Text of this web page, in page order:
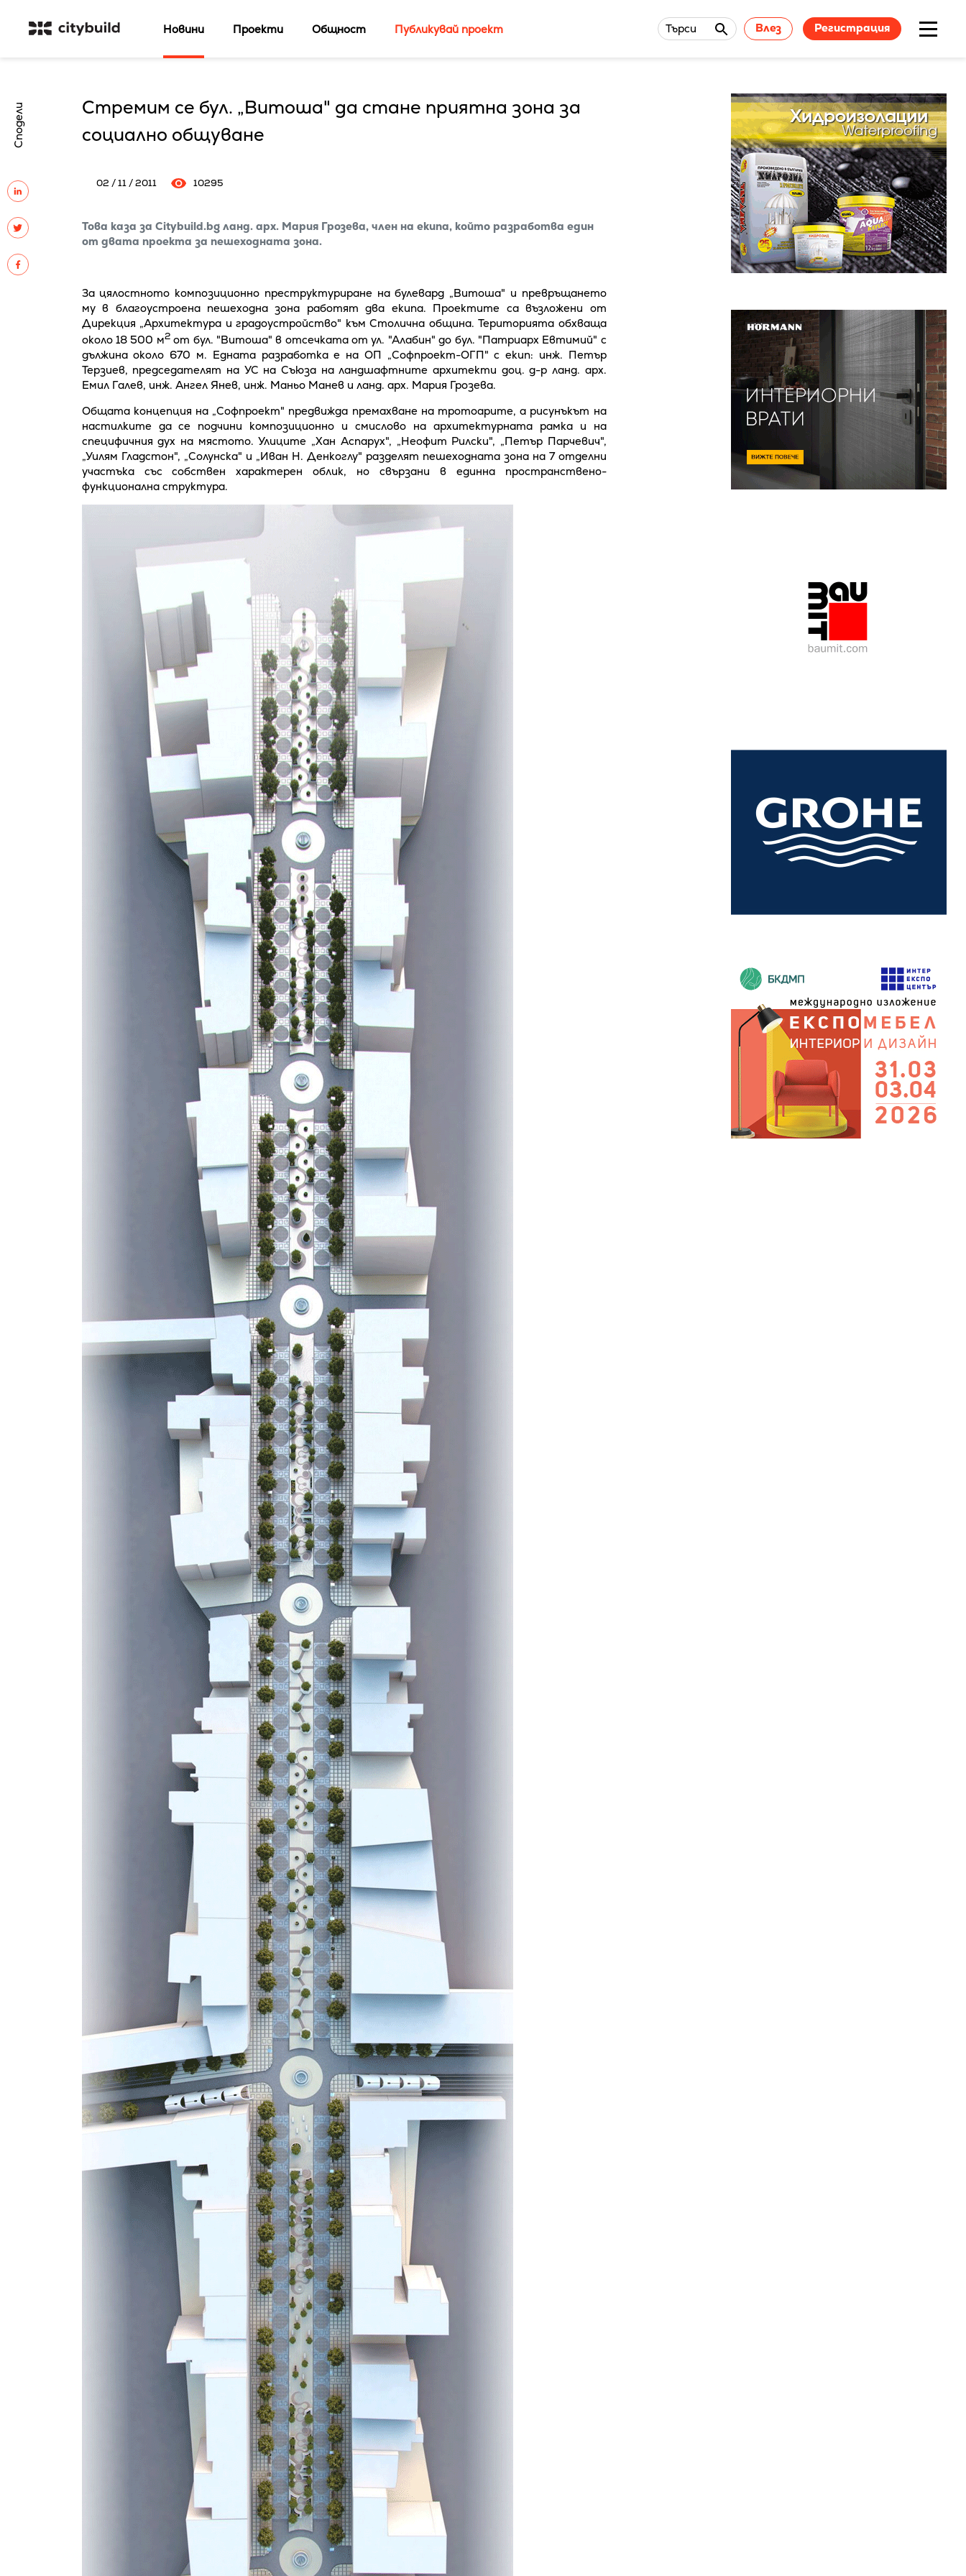
Новини Проекти Общност Публикувай проект Търси Влез Регистрация
Сподели
Стремим се бул. „Витоша" да стане приятна зона за
социално общуване
02 / 11 / 2011 10295
Това каза за Сitybuild.bg ланд. арх. Мария Грозева, член на екипа, който разработва един
от двата проекта за пешеходната зона.
За цялостното композиционно преструктуриране на булевард „Витоша" и превръщането
му в благоустроена пешеходна зона работят два екипа. Проектите са възложени от
Дирекция „Архитектура и градоустройство" към Столична община. Територията обхваща
около 18 500 м2от бул. "Витоша" в отсечката от ул. "Алабин" до бул. "Патриарх Евтимий" с
дължина около 670 м. Едната разработка е на ОП „Софпроект-ОГП" с екип: инж. Петър
Терзиев, председателят на УС на Съюза на ландшафтните архитекти доц. д-р ланд. арх.
Емил Галев, инж. Ангел Янев, инж. Маньо Манев и ланд. арх. Мария Грозева.
Общата концепция на „Софпроект" предвижда премахване на тротоарите, а рисунъкът на
настилките да се подчини композиционно и смислово на архитектурната рамка и на
специфичния дух на мястото. Улиците „Хан Аспарух", „Неофит Рилски", „Петър Парчевич",
„Уилям Гладстон", „Солунска" и „Иван Н. Денкоглу" разделят пешеходната зона на 7 отделни
участъка със собствен характерен облик, но свързани в единна пространствено-
функционална структура.